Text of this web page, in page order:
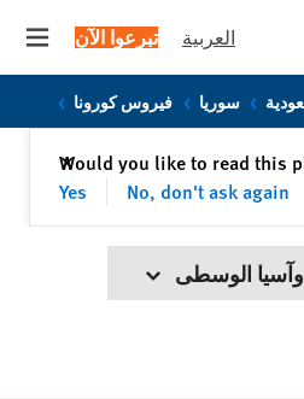
العربية تبرعوا الآن
سوريا فيروس كورونا
Would you like to read this
Yes
No, don't ask again
✕إغلاق